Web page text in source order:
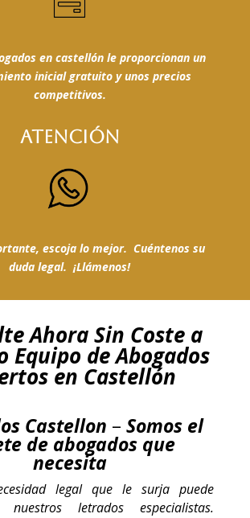
en castellón le proporcionan un
inicial gratuito y unos precios
competitivos.
ATENCIÓN
escoja lo mejor. Cuéntenos su
duda legal. ¡Llámenos!
Ahora Sin Coste a
Equipo de Abogados
en Castellón
Castellon –Somos el
de abogados que
necesita
legal que le surja puede
letrados especialistas.